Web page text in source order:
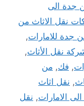
جدة الى
نقل الاثاث من
للامارات,
نقل الأثاث,
, فك, من
, نقل اثاث
الامارات, نقل